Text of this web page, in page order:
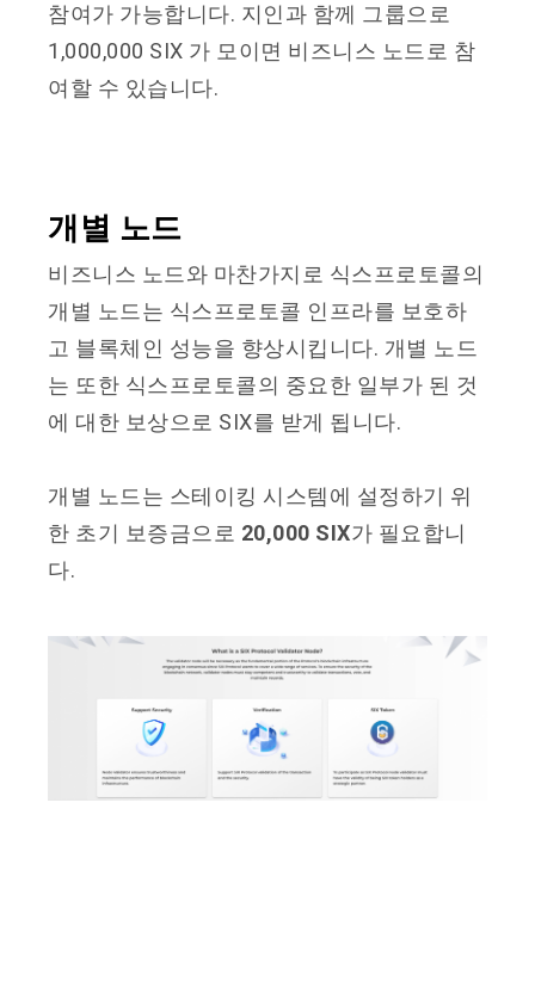
참여가 가능합니다. 지인과 함께 그룹으로
1,000,000 SIX 가 모이면 비즈니스 노드로 참
여할 수 있습니다.
개별 노드
비즈니스 노드와 마찬가지로 식스프로토콜의
개별 노드는 식스프로토콜 인프라를 보호하
고 블록체인 성능을 향상시킵니다. 개별 노드
는 또한 식스프로토콜의 중요한 일부가 된 것
에 대한 보상으로 SIX를 받게 됩니다.
개별 노드는 스테이킹 시스템에 설정하기 위
한 초기 보증금으로 20,000 SIX가 필요합니
다.